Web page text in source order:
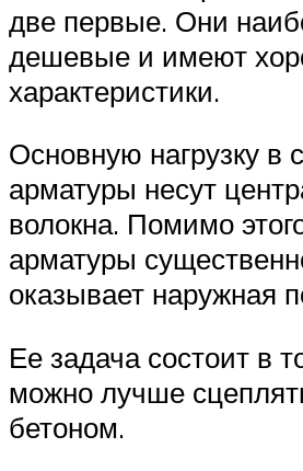
две первые. Они
дешевые и имеют
характеристики.
Основную нагрузку в
арматуры несут
волокна. Помимо
арматуры
оказывает наружная
Ее задача состоит в
можно лучше
бетоном.